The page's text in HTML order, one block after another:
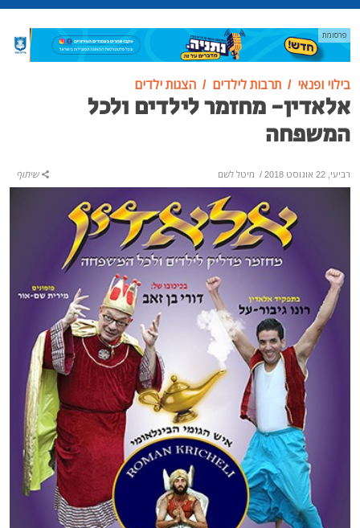
פרסומת
בילוי ופנאי תרבות לילדים הצגות ילדים
אלאדין- מחזמר לילדים ולכל
המשפחה
רביעי, 22 אוגוסט 2018 / מיטל לשם שיתוף